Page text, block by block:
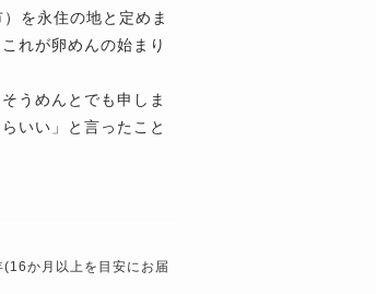
を永住の地と定めま
れが卵めんの始まり
うめんとでも申しま
いい」と言ったこと
か月以上を目安にお届